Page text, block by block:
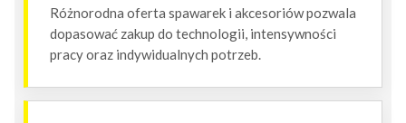
Różnorodna oferta spawarek i akcesoriów pozwala
dopasować zakup do technologii, intensywności
pracy oraz indywidualnych potrzeb.